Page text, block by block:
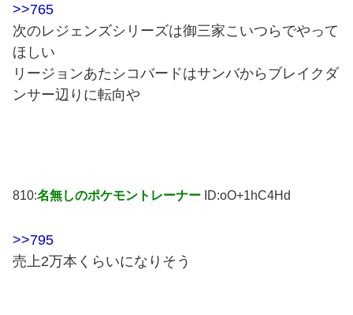
>>765
次のレジェンズシリーズは御三家こいつらでやって
ほしい
リージョンあたシコバードはサンバからブレイクダ
ンサー辺りに転向や
810:名無しのポケモントレーナー ID:oO+1hC4Hd
>>795
売上2万本くらいになりそう